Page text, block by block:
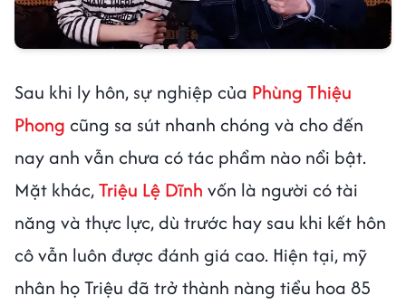
Sau khi ly hôn, sự nghiệp của Phùng Thiệu
Phong cũng sa sút nhanh chóng và cho đến
nay anh vẫn chưa có tác phẩm nào nổi bật.
Mặt khác,Triệu Lệ Dĩnh vốn là người có tài
năng và thực lực, dù trước hay sau khi kết hôn
cô vẫn luôn được đánh giá cao. Hiện tại, mỹ
nhân họ Triệu đã trở thành nàng tiểu hoa 85